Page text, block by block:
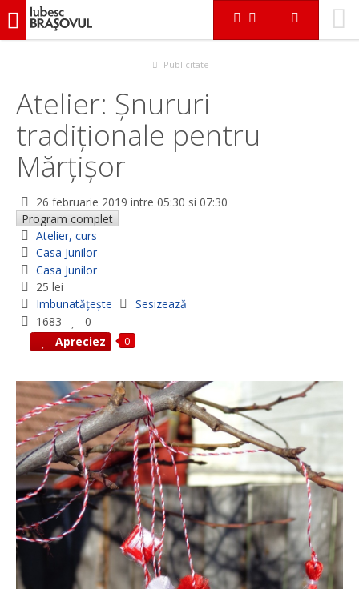
iubescbraşovul.ro
Atelier: Șnururi tradiționale pentru Mărțișor
Publicitate
Atelier: Șnururi
tradiționale pentru
Mărțișor
26 februarie 2019 intre 05:30 si 07:30
Program complet
Atelier, curs
Casa Junilor
Casa Junilor
25 lei
Imbunatățește
Sesizează
1683
0
Apreciez
0